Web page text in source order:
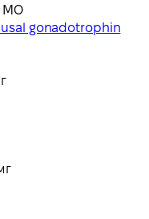
МО
gonadotrophin